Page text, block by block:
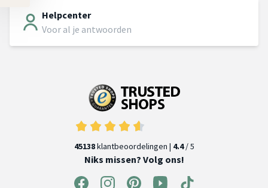
Helpcenter
Voor al je antwoorden
45138klantbeoordelingen | 4.4/ 5
Niks missen? Volg ons!